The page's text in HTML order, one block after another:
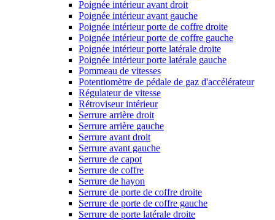
Poignée intérieur avant droit
Poignée intérieur avant gauche
Poignée intérieur porte de coffre droite
Poignée intérieur porte de coffre gauche
Poignée intérieur porte latérale droite
Poignée intérieur porte latérale gauche
Pommeau de vitesses
Potentiomètre de pédale de gaz d'accélérateur
Régulateur de vitesse
Rétroviseur intérieur
Serrure arrière droit
Serrure arrière gauche
Serrure avant droit
Serrure avant gauche
Serrure de capot
Serrure de coffre
Serrure de hayon
Serrure de porte de coffre droite
Serrure de porte de coffre gauche
Serrure de porte latérale droite